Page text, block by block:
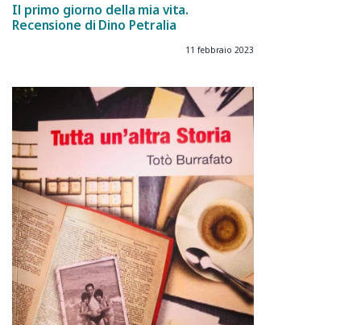
Il primo giorno della mia vita.
Recensione di Dino Petralia
11 febbraio 2023